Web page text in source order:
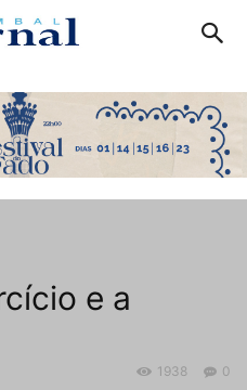
e a
0
1938